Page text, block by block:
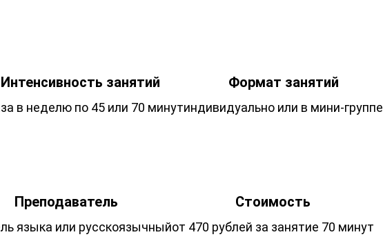
Интенсивность занятий
в неделю по 45 или 70 минут
Формат занятий
индивидуально или в мини-группе
Преподаватель
языка или русскоязычный
Стоимость
от 470 рублей за занятие 70 минут